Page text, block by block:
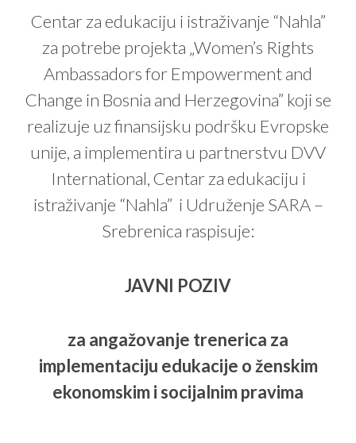
Centar za edukaciju i istraživanje “Nahla”
za potrebe projekta „Women’s Rights
Ambassadors for Empowerment and
Change in Bosnia and Herzegovina” koji se
realizuje uz finansijsku podršku Evropske
unije, a implementira u partnerstvu DVV
International, Centar za edukaciju i
istraživanje “Nahla” i Udruženje SARA –
Srebrenica raspisuje:
JAVNI POZIV
za angažovanje trenerica za
implementaciju edukacije o ženskim
ekonomskim i socijalnim pravima